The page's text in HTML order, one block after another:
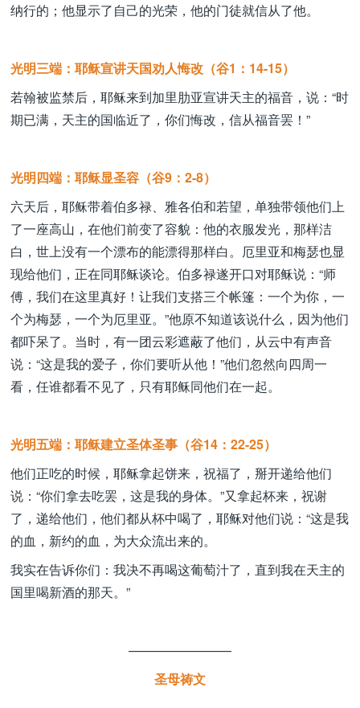
纳行的；他显示了自己的光荣，他的门徒就信从了他。
光明三端：耶稣宣讲天国劝人悔改（谷1：14-15）
若翰被监禁后，耶稣来到加里肋亚宣讲天主的福音，说：“时
期已满，天主的国临近了，你们悔改，信从福音罢！”
光明四端：耶稣显圣容（谷9：2-8）
六天后，耶稣带着伯多禄、雅各伯和若望，单独带领他们上
了一座高山，在他们前变了容貌：他的衣服发光，那样洁
白，世上没有一个漂布的能漂得那样白。厄里亚和梅瑟也显
现给他们，正在同耶稣谈论。伯多禄遂开口对耶稣说：“师
傅，我们在这里真好！让我们支搭三个帐篷：一个为你，一
个为梅瑟，一个为厄里亚。”他原不知道该说什么，因为他们
都吓呆了。当时，有一团云彩遮蔽了他们，从云中有声音
说：“这是我的爱子，你们要听从他！”他们忽然向四周一
看，任谁都看不见了，只有耶稣同他们在一起。
光明五端：耶稣建立圣体圣事（谷14：22-25）
他们正吃的时候，耶稣拿起饼来，祝福了，掰开递给他们
说：“你们拿去吃罢，这是我的身体。”又拿起杯来，祝谢
了，递给他们，他们都从杯中喝了，耶稣对他们说：“这是我
的血，新约的血，为大众流出来的。
我实在告诉你们：我决不再喝这葡萄汁了，直到我在天主的
国里喝新酒的那天。”
————————
圣母祷文